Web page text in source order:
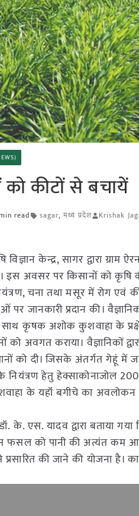
कीटों से बचायें
read sagar,मध्य प्रदेश Krishak
विज्ञान केन्द्र, सागर द्वारा
अवसर पर किसानों को कृषि
चना तथा मसूर में रोग एवं
पर जानकारी प्रदान की।
कृषक अशोक कुशवाहा के
को अवगत कराया। वैज्ञानिकों
को दी। जिसके अंतर्गत गेहूं में
हेतु हेक्साकोनाजोल
के यहॉं बगीचे का
के. एस. यादव द्वारा बताया
को पानी की अत्यंत कम
प्रसारित की जाने की योजना